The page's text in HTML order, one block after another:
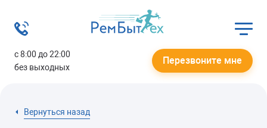
с 8:00 до 22:00
без выходных
Перезвоните мне
Вернуться назад